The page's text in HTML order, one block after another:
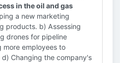
in the oil and gas
a new marketing
products. b) Assessing
drones for pipeline
more employees to
Changing the company's